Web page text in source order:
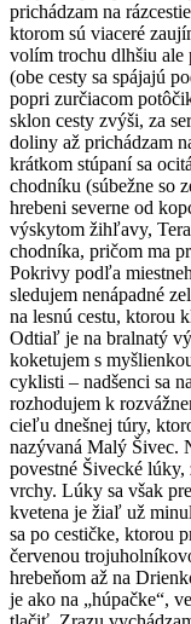
prichádzam na
ktorom sú viaceré
volím trochu dlhšiu
(obe cesty sa spájajú
popri zurčiacom
sklon cesty zvýši, za
doliny až prichádzam
krátkom stúpaní sa
chodníku (súbežne so
hrebeni severne od
výskytom žihľavy,
chodníka, pričom ma
Pokrivy podľa
sledujem nenápadné
na lesnú cestu, ktorou
Odtiaľ je na bralnatý
koketujem s
cyklisti – nadšenci sa
rozhodujem k
cieľu dnešnej túry,
nazývaná Malý Šivec.
povestné Šivecké
vrchy. Lúky sa však
kvetena je žiaľ už
sa po cestičke, ktorou
červenou
hrebeňom až na
je ako na „húpačke“,